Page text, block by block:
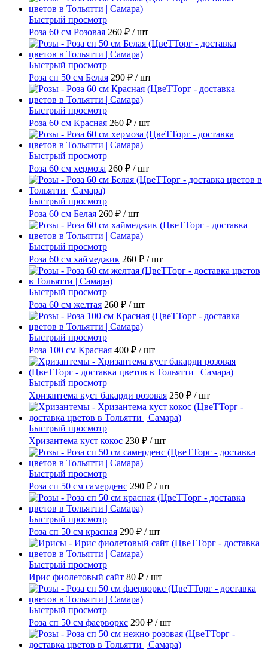
Быстрый просмотр
Роза 60 см Розовая 260 ₽ / шт
Быстрый просмотр
Роза сп 50 см Белая 290 ₽ / шт
Быстрый просмотр
Роза 60 см Красная 260 ₽ / шт
Быстрый просмотр
Роза 60 см хермоза 260 ₽ / шт
Быстрый просмотр
Роза 60 см Белая 260 ₽ / шт
Быстрый просмотр
Роза 60 см хаймеджик 260 ₽ / шт
Быстрый просмотр
Роза 60 см желтая 260 ₽ / шт
Быстрый просмотр
Роза 100 см Красная 400 ₽ / шт
Быстрый просмотр
Хризантема куст бакарди розовая 250 ₽ / шт
Быстрый просмотр
Хризантема куст кокос 230 ₽ / шт
Быстрый просмотр
Роза сп 50 см самерденс 290 ₽ / шт
Быстрый просмотр
Роза сп 50 см красная 290 ₽ / шт
Быстрый просмотр
Ирис фиолетовый сайт 80 ₽ / шт
Быстрый просмотр
Роза сп 50 см фаерворкс 290 ₽ / шт